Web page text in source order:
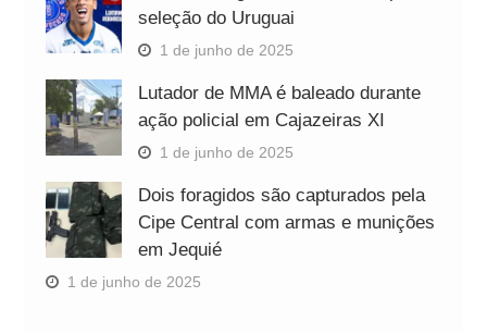
seleção do Uruguai
1 de junho de 2025
Lutador de MMA é baleado durante
ação policial em Cajazeiras XI
1 de junho de 2025
Dois foragidos são capturados pela
Cipe Central com armas e munições
em Jequié
1 de junho de 2025